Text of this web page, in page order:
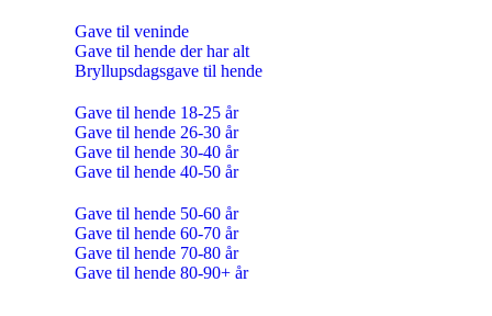
Gave til veninde
Gave til hende der har alt
Bryllupsdagsgave til hende
Gave til hende 18-25 år
Gave til hende 26-30 år
Gave til hende 30-40 år
Gave til hende 40-50 år
Gave til hende 50-60 år
Gave til hende 60-70 år
Gave til hende 70-80 år
Gave til hende 80-90+ år